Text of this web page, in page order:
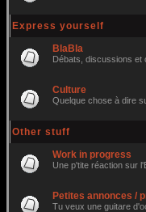
Express yourself
BlaBla
Débats, discussions et
Culture
Quelque chose à dire
Other stuff
Work in progress
Une p'tite réaction sur
Petites annonces /
Tu veux une guitare